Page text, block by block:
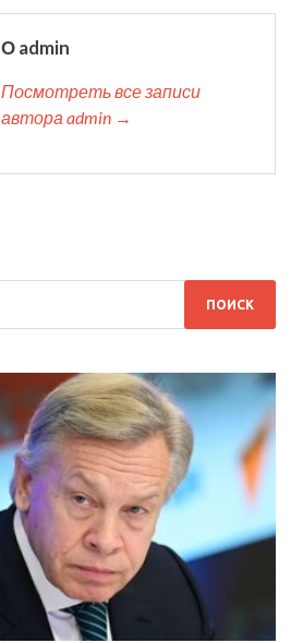
О admin
Посмотреть все записи
автора admin →